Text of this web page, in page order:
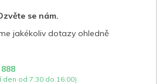
se nám.
jakékoliv dotazy ohledně
den od 7:30 do 16:00)